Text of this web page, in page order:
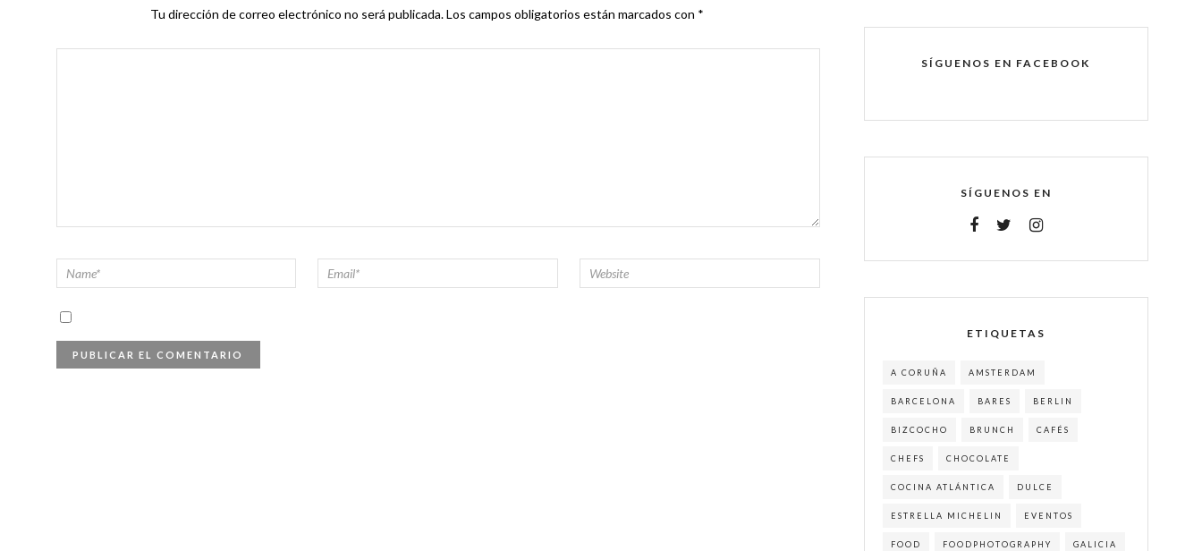
Tu dirección de correo electrónico no será publicada.Los campos obligatorios están marcados con *
SÍGUENOS EN FACEBOOK
SÍGUENOS EN
ETIQUETAS
A CORUÑA AMSTERDAM
BARCELONA BARES BERLIN
BIZCOCHO BRUNCH CAFÉS
CHEFS CHOCOLATE
COCINA ATLÁNTICA DULCE
ESTRELLA MICHELIN EVENTOS
FOOD FOODPHOTOGRAPHY GALICIA